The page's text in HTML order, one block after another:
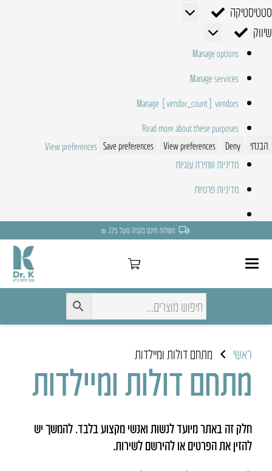
סטטיסטיקה
סטטיסטיקה
שיווק
שיווק
Manage options
Manage services
Manage {vendor_count} vendors
Read more about these purposes
הבנתי
Deny
View preferences
Save preferences
View preferences
מדיניות שמירת עוגיות
מדיניות פרטיות
משלוח חינם בקניה מעל 275 ₪
ראשי מתחם דולות ומיילדות
מתחם דולות ומיילדות
חלק זה באתר מיועד לנשות ואנשי מקצוע בלבד. להמשך יש
להזין את הפרטים או להירשם לשירות.